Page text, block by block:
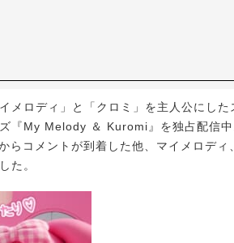
ロディ」と「クロミ」を主人公にした
『My Melody ＆ Kuromi』を独占配信中
らコメントが到着した他、マイメロディ
た。